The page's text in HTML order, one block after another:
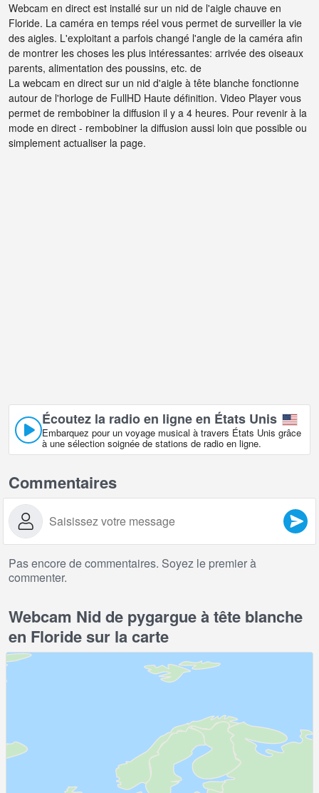
Webcam en direct est installé sur un nid de l'aigle chauve en
Floride. La caméra en temps réel vous permet de surveiller la vie
des aigles. L'exploitant a parfois changé l'angle de la caméra afin
de montrer les choses les plus intéressantes: arrivée des oiseaux
parents, alimentation des poussins, etc. de
La webcam en direct sur un nid d'aigle à tête blanche fonctionne
autour de l'horloge de FullHD Haute définition. Video Player vous
permet de rembobiner la diffusion il y a 4 heures. Pour revenir à la
mode en direct - rembobiner la diffusion aussi loin que possible ou
simplement actualiser la page.
Écoutez la radio en ligne en États Unis
Embarquez pour un voyage musical à travers États Unis grâce
à une sélection soignée de stations de radio en ligne.
Commentaires
Pas encore de commentaires. Soyez le premier à
commenter.
Webcam Nid de pygargue à tête blanche
en Floride sur la carte